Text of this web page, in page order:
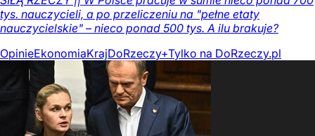
tys. nauczycieli, a po przeliczeniu na "pełne etaty
nauczycielskie" – nieco ponad 500 tys. A ilu brakuje?
OpinieEkonomiaKrajDoRzeczy+Tylko na DoRzeczy.pl